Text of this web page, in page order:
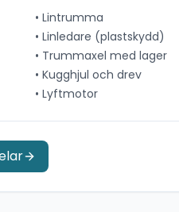
• Lintrumma
• Linledare (plastskydd)
• Trummaxel med lager
• Kugghjul och drev
• Lyftmotor